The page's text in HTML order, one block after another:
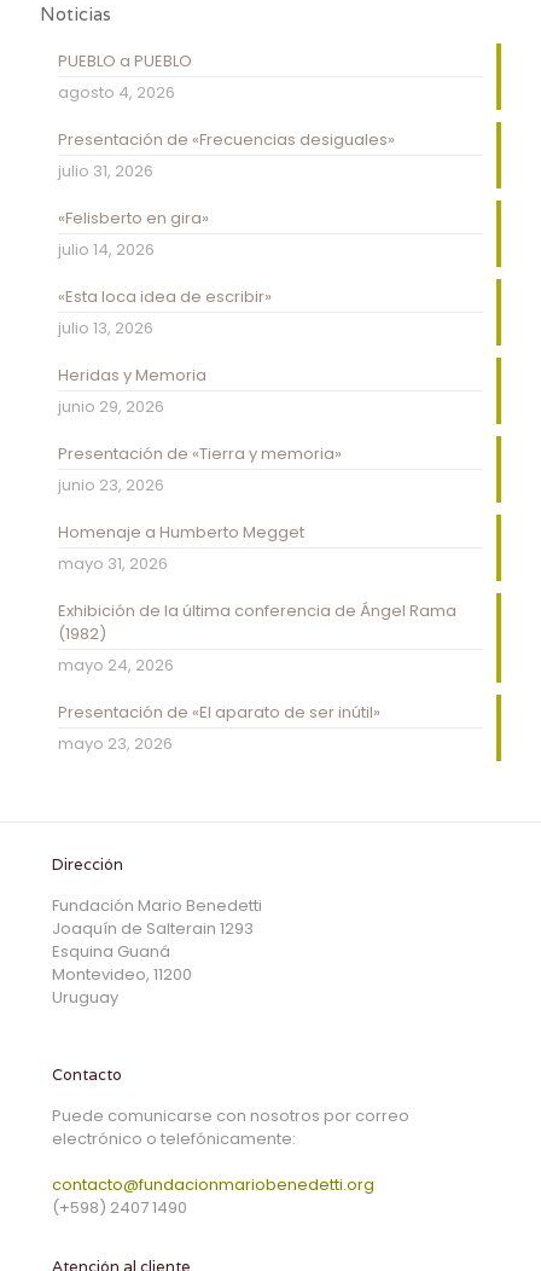
Noticias
PUEBLO a PUEBLO
agosto 4, 2026
Presentación de «Frecuencias desiguales»
julio 31, 2026
«Felisberto en gira»
julio 14, 2026
«Esta loca idea de escribir»
julio 13, 2026
Heridas y Memoria
junio 29, 2026
Presentación de «Tierra y memoria»
junio 23, 2026
Homenaje a Humberto Megget
mayo 31, 2026
Exhibición de la última conferencia de Ángel Rama
(1982)
mayo 24, 2026
Presentación de «El aparato de ser inútil»
mayo 23, 2026
Dirección
Fundación Mario Benedetti
Joaquín de Salterain 1293
Esquina Guaná
Montevideo, 11200
Uruguay
Contacto
Puede comunicarse con nosotros por correo
electrónico o telefónicamente:
contacto@fundacionmariobenedetti.org
(+598) 2407 1490
Atención al cliente